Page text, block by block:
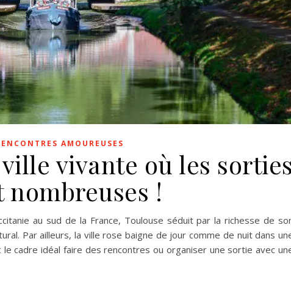
AMOUREUSES
vivante où les
nombreuses !
au sud de la France, Toulouse séduit par la richesse de
Par ailleurs, la ville rose baigne de jour comme de nuit dans
le cadre idéal faire des rencontres ou organiser une sortie avec